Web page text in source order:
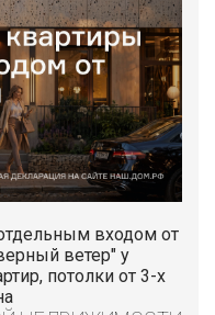
входом от
ветер" у
потолки от 3-х